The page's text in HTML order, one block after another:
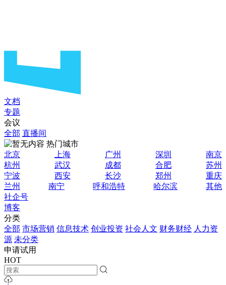
文档
专题
会议
全部 直播间
热门城市
北京
上海 广州 深圳
南京
杭州
武汉 成都 合肥
苏州
宁波
西安 长沙 郑州
重庆
兰州
南宁 呼和浩特 哈尔滨
其他
社企号
博客
分类
全部 市场营销 信息技术 创业投资 社会人文 财务财经 人力资
源 未分类
申请试用
HOT